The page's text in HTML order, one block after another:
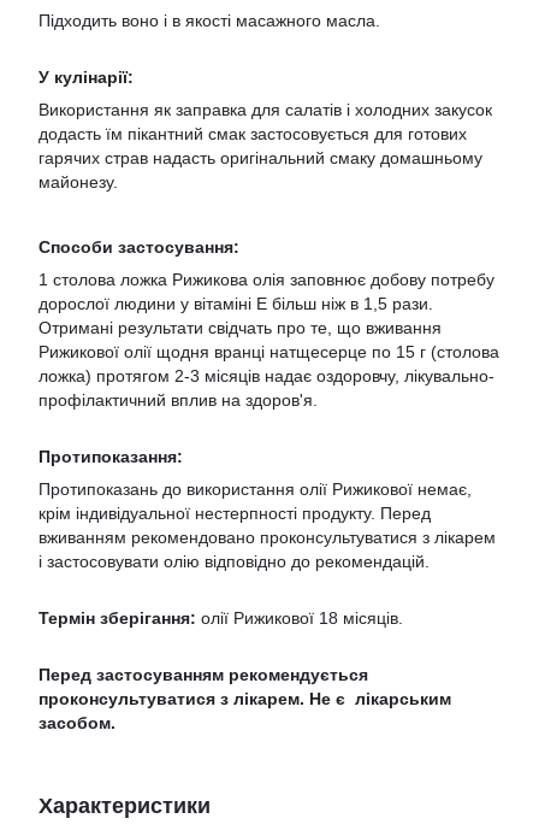
Підходить воно і в якості масажного масла.
У кулінарії:
Використання як заправка для салатів і холодних закусок
додасть їм пікантний смак застосовується для готових
гарячих страв надасть оригінальний смаку домашньому
майонезу.
Способи застосування:
1 столова ложка Рижикова олія заповнює добову потребу
дорослої людини у вітаміні Е більш ніж в 1,5 рази.
Отримані результати свідчать про те, що вживання
Рижикової олії щодня вранці натщесерце по 15 г (столова
ложка) протягом 2-3 місяців надає оздоровчу, лікувально-
профілактичний вплив на здоров'я.
Протипоказання:
Протипоказань до використання олії Рижикової немає,
крім індивідуальної нестерпності продукту. Перед
вживанням рекомендовано проконсультуватися з лікарем
і застосовувати олію відповідно до рекомендацій.
Термін зберігання: олії Рижикової 18 місяців.
Перед застосуванням рекомендується
проконсультуватися з лікарем. Не є лікарським
засобом.
Характеристики